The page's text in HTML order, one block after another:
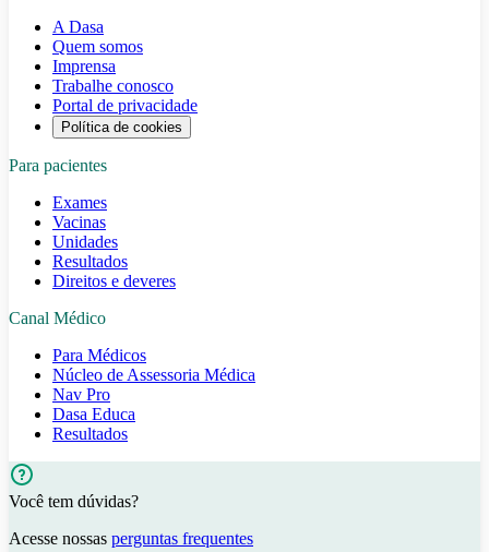
A Dasa
Quem somos
Imprensa
Trabalhe conosco
Portal de privacidade
Política de cookies
Para pacientes
Exames
Vacinas
Unidades
Resultados
Direitos e deveres
Canal Médico
Para Médicos
Núcleo de Assessoria Médica
Nav Pro
Dasa Educa
Resultados
Você tem dúvidas?
Acesse nossas perguntas frequentes